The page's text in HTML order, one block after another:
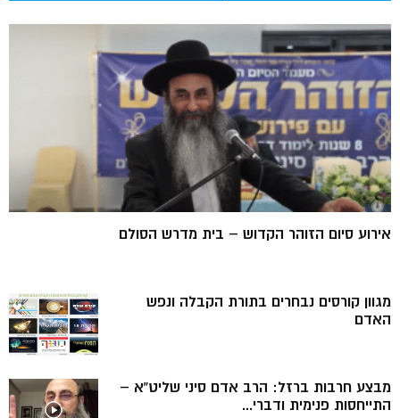
אירוע סיום הזוהר הקדוש – בית מדרש הסולם
מגוון קורסים נבחרים בתורת הקבלה ונפש
האדם
מבצע חרבות ברזל: הרב אדם סיני שליט”א –
התייחסות פנימית ודברי...